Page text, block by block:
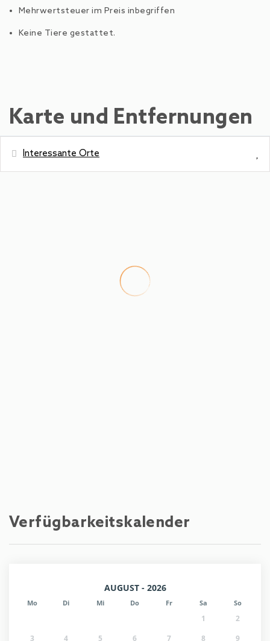
Mehrwertsteuer im Preis inbegriffen
Keine Tiere gestattet.
Karte und Entfernungen
Interessante Orte
Entfernung zum Fluss - Saalach
Baumzipfelweg
Verfügbarkeitskalender
AUGUST - 2026
Mo Di Mi Do Fr Sa So
1
2
3
4 5 6 7 8 9